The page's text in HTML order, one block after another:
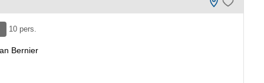
10 pers.
Bernier